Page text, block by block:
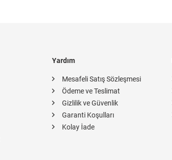
Yardım
Mesafeli Satış Sözleşmesi
Ödeme ve Teslimat
Gizlilik ve Güvenlik
Garanti Koşulları
Kolay İade